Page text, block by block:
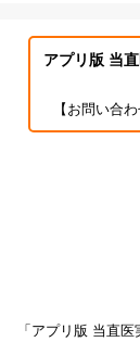
アプリ版 当
【お問い合
「アプリ版 当直